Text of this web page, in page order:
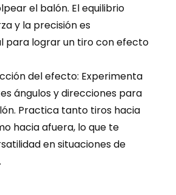
el balón. El equilibrio
y la precisión es
para lograr un tiro con efecto
del efecto: Experimenta
ángulos y direcciones para
Practica tanto tiros hacia
hacia afuera, lo que te
en situaciones de